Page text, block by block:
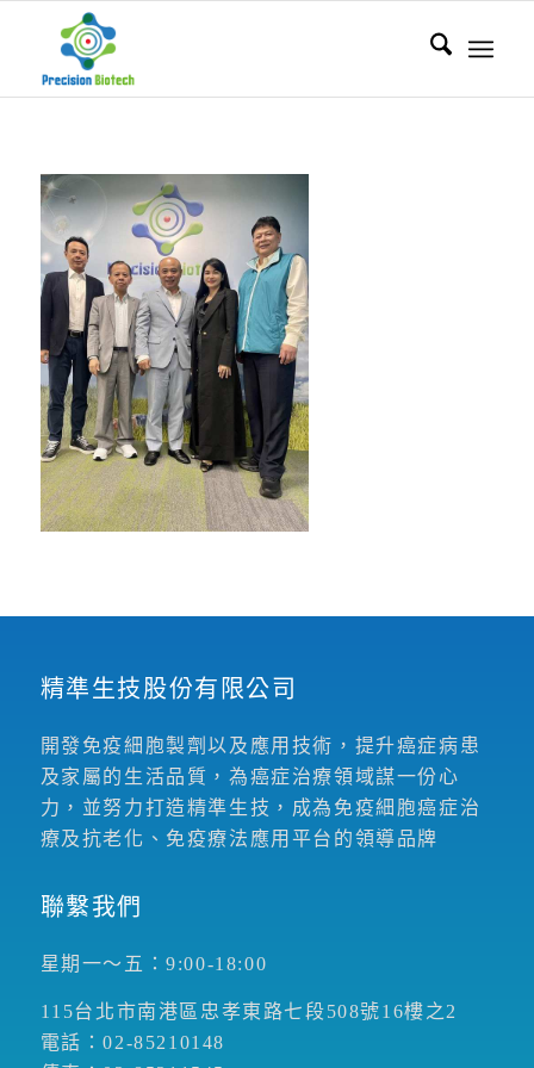
精準生技股份有限公司
開發免疫細胞製劑以及應用技術，提升癌症病患
及家屬的生活品質，為癌症治療領域謀一份心
力，並努力打造精準生技，成為免疫細胞癌症治
療及抗老化、免疫療法應用平台的領導品牌
聯繫我們
星期一～五：9:00-18:00
115台北市南港區忠孝東路七段508號16樓之2
電話：02-85210148